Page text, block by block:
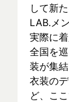
して新
LAB.メ
実際に
全国を
装が集
衣装の
ど、こ